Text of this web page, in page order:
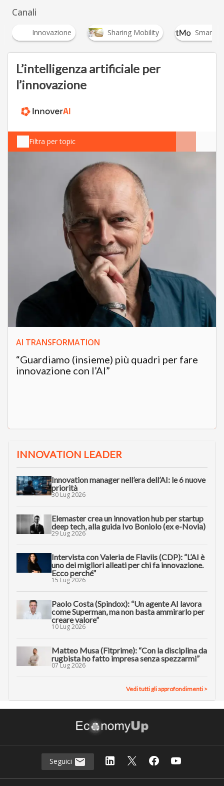
Canali
Sharing Mobility Smart Mobility
L’intelligenza artificiale per
l’innovazione
Filtra per topic
AI TRANSFORMATION
“Guardiamo (insieme) più quadri per fare
innovazione con l’AI”
INNOVATION LEADER
Innovation manager nell’era dell’AI: le 6 nuove
priorità
30 Lug 2026
Elemaster crea un innovation hub per startup
deep tech, alla guida Ivo Boniolo (ex e-Novia)
29 Lug 2026
Intervista con Valeria de Flaviis (CDP): “L’AI è
uno dei migliori alleati per chi fa innovazione.
Ecco perché”
15 Lug 2026
Paolo Costa (Spindox): “Un agente AI lavora
come Superman, ma non basta ammirarlo per
creare valore”
10 Lug 2026
Matteo Musa (Fitprime): “Con la disciplina da
rugbista ho fatto impresa senza spezzarmi”
07 Lug 2026
Vedi tutti gli approfondimenti >
Seguici